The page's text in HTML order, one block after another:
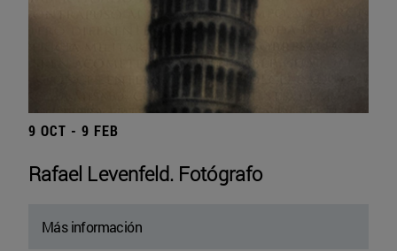
9 OCT - 9 FEB
Rafael Levenfeld. Fotógrafo
Más información